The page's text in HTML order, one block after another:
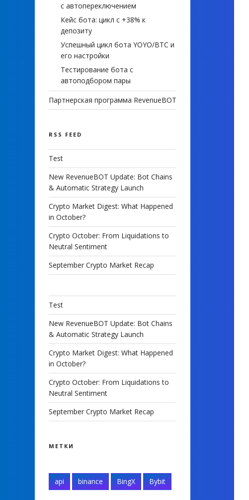
с автопереключением
Кейс бота: цикл с +38% к
депозиту
Успешный цикл бота YOYO/BTC и
его настройки
Тестирование бота с
автоподбором пары
Партнерская программа RevenueBOT
RSS FEED
Test
New RevenueBOT Update: Bot Chains
& Automatic Strategy Launch
Crypto Market Digest: What Happened
in October?
Crypto October: From Liquidations to
Neutral Sentiment
September Crypto Market Recap
Test
New RevenueBOT Update: Bot Chains
& Automatic Strategy Launch
Crypto Market Digest: What Happened
in October?
Crypto October: From Liquidations to
Neutral Sentiment
September Crypto Market Recap
МЕТКИ
api binance BingX Bybit